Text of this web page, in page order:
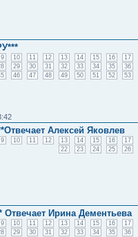
9 10 11 12 13 14 15 16
17
29 30 31 32 33 34 35
36
46 47 48 49 50 51 52 53
Алексей Яковлев
9 10 11 12 13 14 15 16
17
22
23 24 25 26
Ирина Дементьева
9 10 11 12 13 14 15 16
17
29 30 31 32 33 34 35
36